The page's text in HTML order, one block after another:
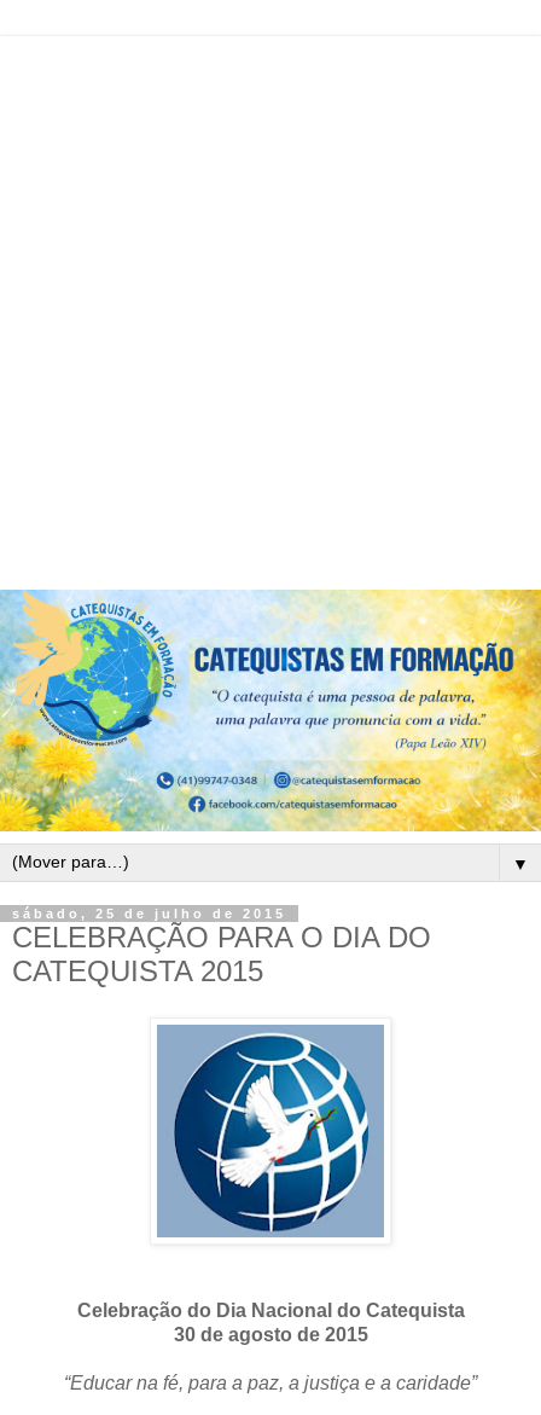
▼
sábado, 25 de julho de 2015
CELEBRAÇÃO PARA O DIA DO
CATEQUISTA 2015
Celebração do Dia Nacional do Catequista
30 de agosto de 2015
“Educar na fé, para a paz, a justiça e a caridade”